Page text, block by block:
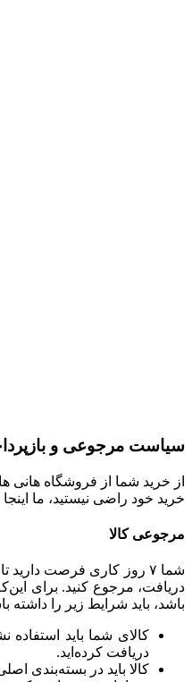
سیاست مرجوعی و
از خرید شما از فروشگاه هانی
خرید خود راضی نیستید، ما
مرجوعی کالا
شما ۷ روز کاری فرصت
دریافت، مرجوع کنید. برای
باشد، باید شرایط زیر را داشته
کالای شما باید
دریافت کرده‌اید.
کالا باید در بسته‌بندی